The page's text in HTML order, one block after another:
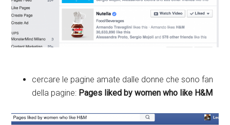
cercare le pagine amate dalle donne che sono fan
della pagine: Pages liked by women who like H&M